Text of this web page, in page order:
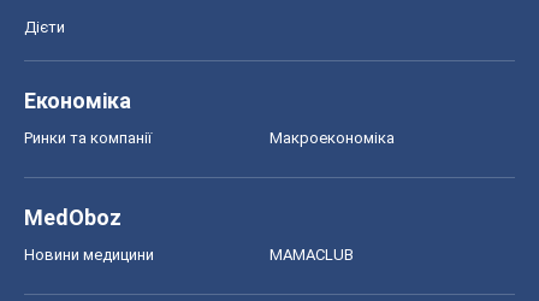
Дієти
Економіка
Ринки та компанії Макроекономіка
MedOboz
Новини медицини MAMACLUB